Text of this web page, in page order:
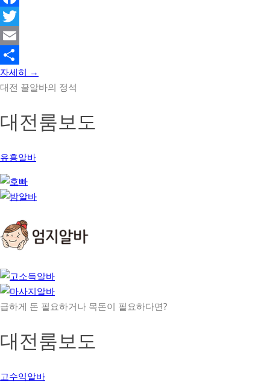
Facebook
Twitter
Email
Share
자세히 →
대전 꿀알바의 정석
대전룸보도
유흥알바
급하게 돈 필요하거나 목돈이 필요하다면?
대전룸보도
고수익알바